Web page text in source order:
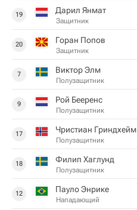
19 Дарил Янмат
Защитник
20 Горан Попов
Защитник
7 Виктор Элм
Полузащитник
9 Рой Бееренс
Полузащитник
17 Чристиан Гриндхейм
Полузащитник
18 Филип Хаглунд
Полузащитник
12 Пауло Энрике
Нападающий